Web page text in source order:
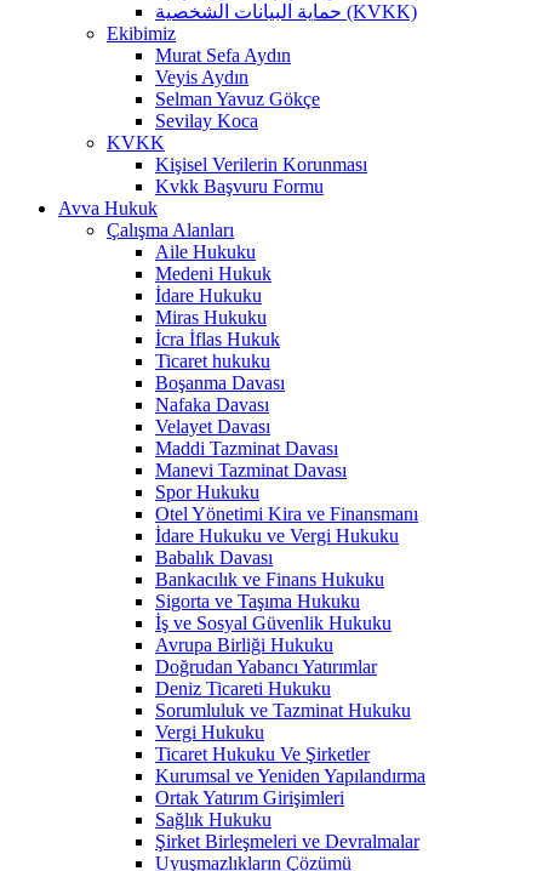
حماية البيانات الشخصية (KVKK)
Ekibimiz
Murat Sefa Aydın
Veyis Aydın
Selman Yavuz Gökçe
Sevilay Koca
KVKK
Kişisel Verilerin Korunması
Kvkk Başvuru Formu
Avva Hukuk
Çalışma Alanları
Aile Hukuku
Medeni Hukuk
İdare Hukuku
Miras Hukuku
İcra İflas Hukuk
Ticaret hukuku
Boşanma Davası
Nafaka Davası
Velayet Davası
Maddi Tazminat Davası
Manevi Tazminat Davası
Spor Hukuku
Otel Yönetimi Kira ve Finansmanı
İdare Hukuku ve Vergi Hukuku
Babalık Davası
Bankacılık ve Finans Hukuku
Sigorta ve Taşıma Hukuku
İş ve Sosyal Güvenlik Hukuku
Avrupa Birliği Hukuku
Doğrudan Yabancı Yatırımlar
Deniz Ticareti Hukuku
Sorumluluk ve Tazminat Hukuku
Vergi Hukuku
Ticaret Hukuku Ve Şirketler
Kurumsal ve Yeniden Yapılandırma
Ortak Yatırım Girişimleri
Sağlık Hukuku
Şirket Birleşmeleri ve Devralmalar
Uyuşmazlıkların Çözümü